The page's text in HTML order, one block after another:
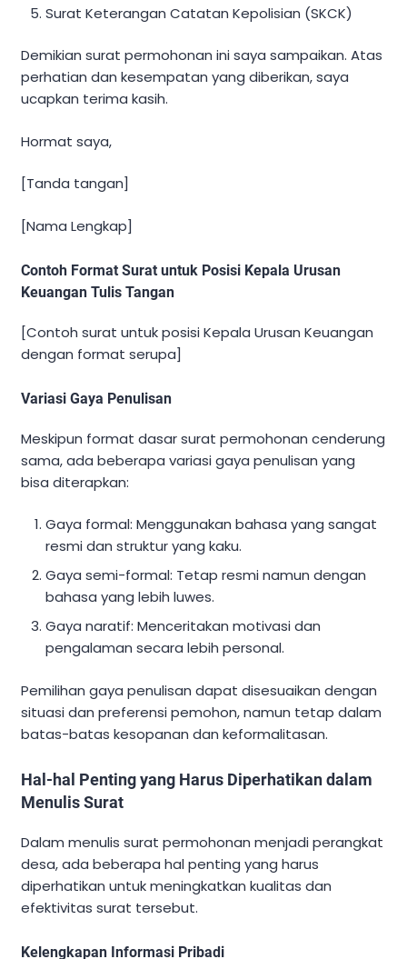
Surat Keterangan Catatan Kepolisian (SKCK)
Demikian surat permohonan ini saya sampaikan. Atas
perhatian dan kesempatan yang diberikan, saya
ucapkan terima kasih.
Hormat saya,
[Tanda tangan]
[Nama Lengkap]
Contoh Format Surat untuk Posisi Kepala Urusan
Keuangan Tulis Tangan
[Contoh surat untuk posisi Kepala Urusan Keuangan
dengan format serupa]
Variasi Gaya Penulisan
Meskipun format dasar surat permohonan cenderung
sama, ada beberapa variasi gaya penulisan yang
bisa diterapkan:
Gaya formal: Menggunakan bahasa yang sangat
resmi dan struktur yang kaku.
Gaya semi-formal: Tetap resmi namun dengan
bahasa yang lebih luwes.
Gaya naratif: Menceritakan motivasi dan
pengalaman secara lebih personal.
Pemilihan gaya penulisan dapat disesuaikan dengan
situasi dan preferensi pemohon, namun tetap dalam
batas-batas kesopanan dan keformalitasan.
Hal-hal Penting yang Harus Diperhatikan dalam
Menulis Surat
Dalam menulis surat permohonan menjadi perangkat
desa, ada beberapa hal penting yang harus
diperhatikan untuk meningkatkan kualitas dan
efektivitas surat tersebut.
Kelengkapan Informasi Pribadi